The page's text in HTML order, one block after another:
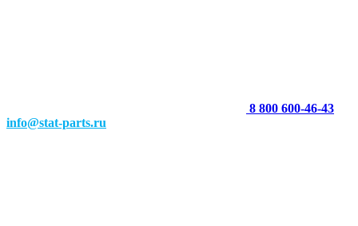
8 800 600-46-43
info@stat-parts.ru